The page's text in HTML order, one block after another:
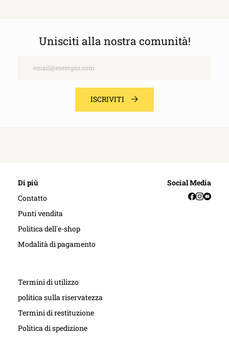
Unisciti alla nostra comunità!
ISCRIVITI
Di più
Contatto
Punti vendita
Politica dell'e-shop
Modalità di pagamento
Termini di utilizzo
politica sulla riservatezza
Termini di restituzione
Politica di spedizione
Social Media
Facebook